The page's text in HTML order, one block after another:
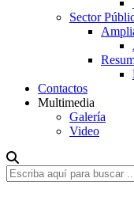
Sector
Contactos
Multimedia
Galería
Video